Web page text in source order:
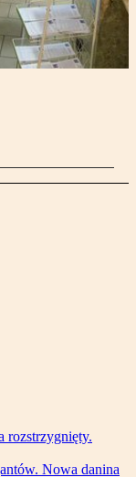
rozstrzygnięty.
Nowa danina